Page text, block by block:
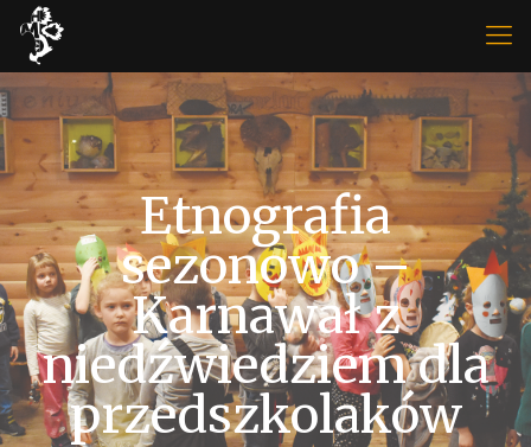
Etnografia
sezonowo –
Karnawał z
niedźwiedziem dla
przedszkolaków